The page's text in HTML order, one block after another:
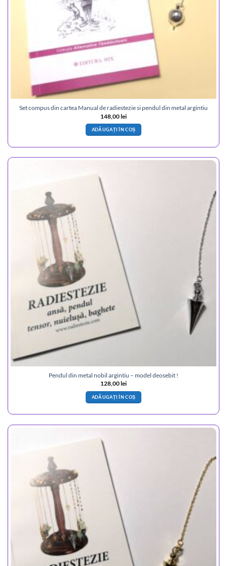
Set compus din cartea Manual de radiestezie si pendul din metal argintiu
148,00lei
ADĂUGAȚI ÎN COȘ
Pendul din metal nobil argintiu – model deosebit !
128,00lei
ADĂUGAȚI ÎN COȘ